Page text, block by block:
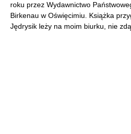
roku przez Wydawnictwo
Birkenau w Oświęcimiu. Książka
Jędrysik leży na moim biurku, nie